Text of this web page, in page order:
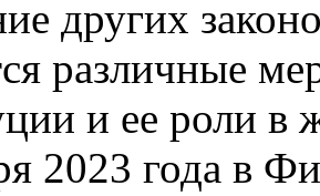
других
различные
и ее роли в
2023 года в